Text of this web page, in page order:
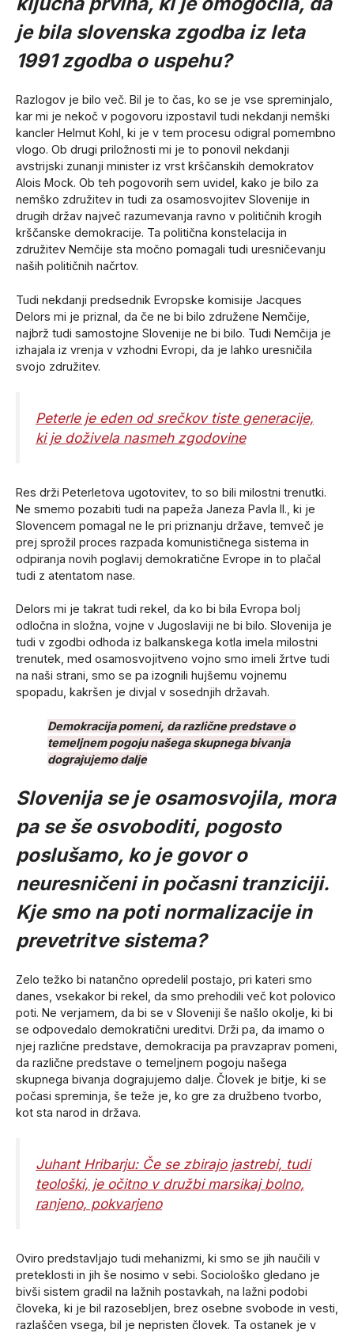
je bila slovenska zgodba iz leta
1991 zgodba o uspehu?
Razlogov je bilo več. Bil je to čas, ko se je vse spreminjalo,
kar mi je nekoč v pogovoru izpostavil tudi nekdanji nemški
kancler Helmut Kohl, ki je v tem procesu odigral pomembno
vlogo. Ob drugi priložnosti mi je to ponovil nekdanji
avstrijski zunanji minister iz vrst krščanskih demokratov
Alois Mock. Ob teh pogovorih sem uvidel, kako je bilo za
nemško združitev in tudi za osamosvojitev Slovenije in
drugih držav največ razumevanja ravno v političnih krogih
krščanske demokracije. Ta politična konstelacija in
združitev Nemčije sta močno pomagali tudi uresničevanju
naših političnih načrtov.
Tudi nekdanji predsednik Evropske komisije Jacques
Delors mi je priznal, da če ne bi bilo združene Nemčije,
najbrž tudi samostojne Slovenije ne bi bilo. Tudi Nemčija je
izhajala iz vrenja v vzhodni Evropi, da je lahko uresničila
svojo združitev.
Peterle je eden od srečkov tiste generacije,
ki je doživela nasmeh zgodovine
Res drži Peterletova ugotovitev, to so bili milostni trenutki.
Ne smemo pozabiti tudi na papeža Janeza Pavla II., ki je
Slovencem pomagal ne le pri priznanju države, temveč je
prej sprožil proces razpada komunističnega sistema in
odpiranja novih poglavij demokratične Evrope in to plačal
tudi z atentatom nase.
Delors mi je takrat tudi rekel, da ko bi bila Evropa bolj
odločna in složna, vojne v Jugoslaviji ne bi bilo. Slovenija je
tudi v zgodbi odhoda iz balkanskega kotla imela milostni
trenutek, med osamosvojitveno vojno smo imeli žrtve tudi
na naši strani, smo se pa izognili hujšemu vojnemu
spopadu, kakršen je divjal v sosednjih državah.
Demokracija pomeni, da različne predstave o
temeljnem pogoju našega skupnega bivanja
dograjujemo dalje
Slovenija se je osamosvojila, mora
pa se še osvoboditi, pogosto
poslušamo, ko je govor o
neuresničeni in počasni tranziciji.
Kje smo na poti normalizacije in
prevetritve sistema?
Zelo težko bi natančno opredelil postajo, pri kateri smo
danes, vsekakor bi rekel, da smo prehodili več kot polovico
poti. Ne verjamem, da bi se v Sloveniji še našlo okolje, ki bi
se odpovedalo demokratični ureditvi. Drži pa, da imamo o
njej različne predstave, demokracija pa pravzaprav pomeni,
da različne predstave o temeljnem pogoju našega
skupnega bivanja dograjujemo dalje. Človek je bitje, ki se
počasi spreminja, še teže je, ko gre za družbeno tvorbo,
kot sta narod in država.
Juhant Hribarju: Če se zbirajo jastrebi, tudi
teološki, je očitno v družbi marsikaj bolno,
ranjeno, pokvarjeno
Oviro predstavljajo tudi mehanizmi, ki smo se jih naučili v
preteklosti in jih še nosimo v sebi. Sociološko gledano je
bivši sistem gradil na lažnih postavkah, na lažni podobi
človeka, ki je bil razosebljen, brez osebne svobode in vesti,
razlaščen vsega, bil je nepristen človek. Ta ostanek je v